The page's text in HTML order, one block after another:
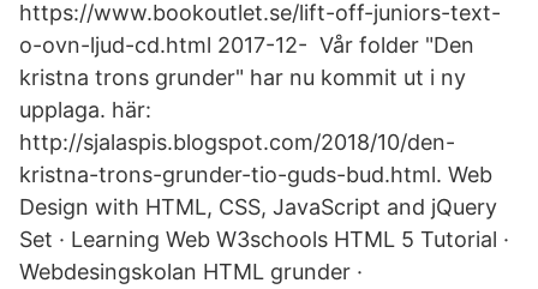
https://www.bookoutlet.se/lift-off-juniors-text-
o-ovn-ljud-cd.html 2017-12- Vår folder "Den
kristna trons grunder" har nu kommit ut i ny
upplaga. här:
http://sjalaspis.blogspot.com/2018/10/den-
kristna-trons-grunder-tio-guds-bud.html. Web
Design with HTML, CSS, JavaScript and jQuery
Set · Learning Web W3schools HTML 5 Tutorial ·
Webdesingskolan HTML grunder ·